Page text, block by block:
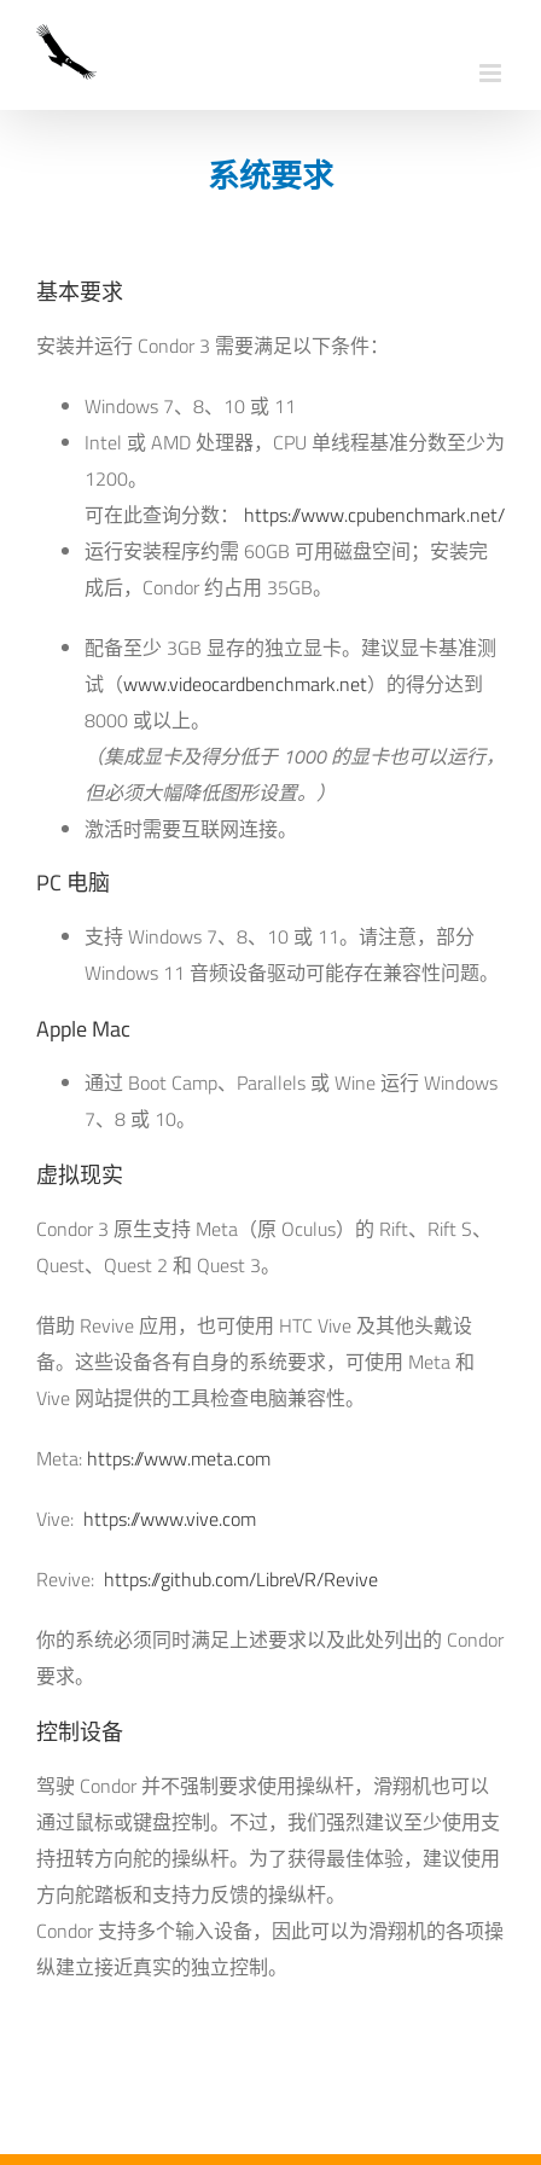
系统要求
基本要求
安装并运行 Condor 3 需要满足以下条件：
Windows 7、8、10 或 11
Intel 或 AMD 处理器，CPU 单线程基准分数至少为
1200。
可在此查询分数： https://www.cpubenchmark.net/
运行安装程序约需 60GB 可用磁盘空间；安装完
成后，Condor 约占用 35GB。
配备至少 3GB 显存的独立显卡。建议显卡基准测
试（www.videocardbenchmark.net）的得分达到
8000 或以上。
（集成显卡及得分低于 1000 的显卡也可以运行，
但必须大幅降低图形设置。）
激活时需要互联网连接。
PC 电脑
支持 Windows 7、8、10 或 11。请注意，部分
Windows 11 音频设备驱动可能存在兼容性问题。
Apple Mac
通过 Boot Camp、Parallels 或 Wine 运行 Windows
7、8 或 10。
虚拟现实
Condor 3 原生支持 Meta（原 Oculus）的 Rift、Rift S、
Quest、Quest 2 和 Quest 3。
借助 Revive 应用，也可使用 HTC Vive 及其他头戴设
备。这些设备各有自身的系统要求，可使用 Meta 和
Vive 网站提供的工具检查电脑兼容性。
Meta: https://www.meta.com
Vive: https://www.vive.com
Revive: https://github.com/LibreVR/Revive
你的系统必须同时满足上述要求以及此处列出的 Condor
要求。
控制设备
驾驶 Condor 并不强制要求使用操纵杆，滑翔机也可以
通过鼠标或键盘控制。不过，我们强烈建议至少使用支
持扭转方向舵的操纵杆。为了获得最佳体验，建议使用
方向舵踏板和支持力反馈的操纵杆。
Condor 支持多个输入设备，因此可以为滑翔机的各项操
纵建立接近真实的独立控制。